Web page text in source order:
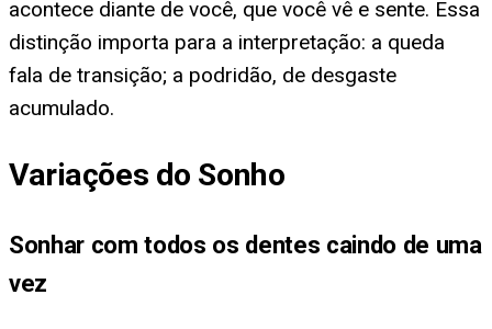
acontece diante de você, que você vê e sente. Essa
distinção importa para a interpretação: a queda
fala de transição; a podridão, de desgaste
acumulado.
Variações do Sonho
Sonhar com todos os dentes caindo de uma
vez